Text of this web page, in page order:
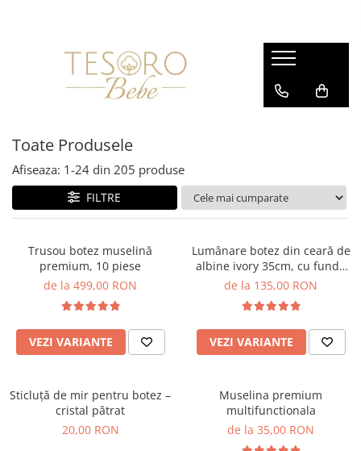
Hăinuțe
Sisteme de înfășat și saci de
Salopete
Compleuri și seturi
Căciulițe și accesorii
Camera Bebelușului
Museline
Hrănire și Igienă
Biberoane și suzete
Cosmetice
Cadouri
Ghiduri digitale
Toate Produsele
Afiseaza: 1-24 din 205 produse
FILTRE
Trusou botez muselină
premium, 10 piese
de la 499,00 RON
VEZI VARIANTE
Lumânare botez din ceară de
albine ivory 35cm, cu fundă
din muselină
de la 135,00 RON
VEZI VARIANTE
Sticluță de mir pentru botez –
cristal pătrat
20,00 RON
Muselina premium
multifunctionala
de la 35,00 RON